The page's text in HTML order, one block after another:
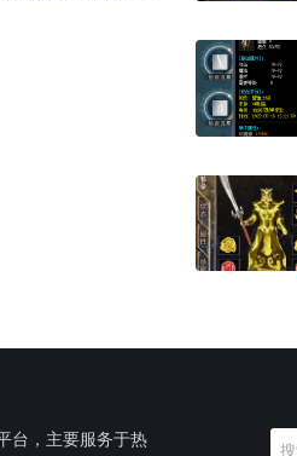
是自己的整体攻
台，主要服务于热